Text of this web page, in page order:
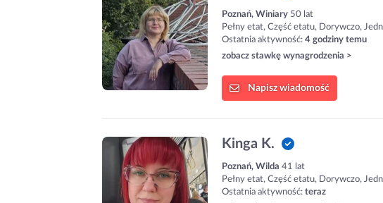
Poznań, Winiary 50 lat
Pełny etat, Część etatu, Dorywczo,
Ostatnia aktywność: 4 godziny temu
zobacz stawkę wynagrodzenia >
Napisz wiadomość
Kinga K.
Poznań, Wilda 41 lat
Pełny etat, Część etatu, Dorywczo,
Ostatnia aktywność: teraz